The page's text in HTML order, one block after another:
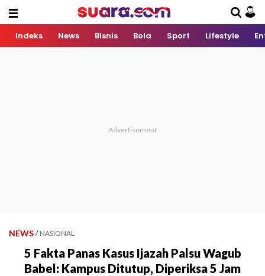
Indeks News Bisnis Bola Sport Lifestyle
NEWS / NASIONAL
5 Fakta Panas Kasus Ijazah Palsu Wagub
Babel: Kampus Ditutup, Diperiksa 5 Jam